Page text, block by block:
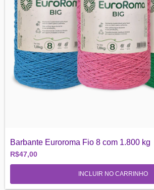
Barbante Euroroma Fio 8 com 1.800 kg
R$47,00
INCLUIR NO CARRINHO